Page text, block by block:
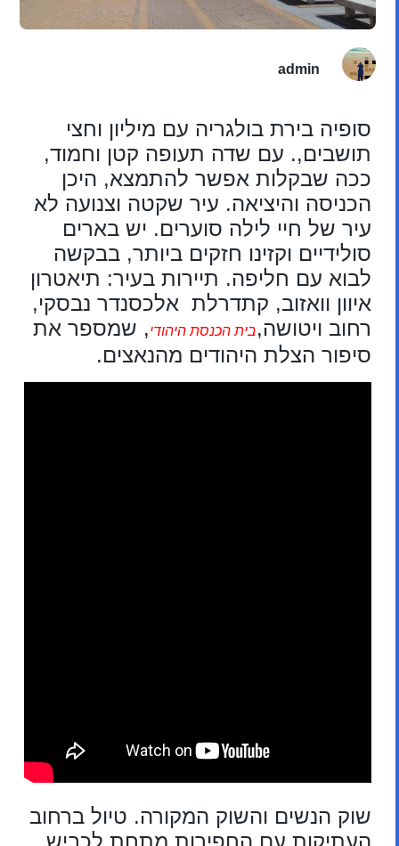
admin
סופיה בירת בולגריה עם מיליון וחצי
תושבים,. עם שדה תעופה קטן וחמוד,
ככה שבקלות אפשר להתמצא, היכן
הכניסה והיציאה. עיר שקטה וצנועה לא
עיר של חיי לילה סוערים. יש בארים
סולידיים וקזינו חזקים ביותר, בבקשה
לבוא עם חליפה. תיירות בעיר: תיאטרון
איוון וואזוב, קתדרלת אלכסנדר נבסקי,
רחוב ויטושה,בית הכנסת היהודי, שמספר את
סיפור הצלת היהודים מהנאצים.
שוק הנשים והשוק המקורה. טיול ברחוב
העתיקות עם החפירות מתחת לכביש,